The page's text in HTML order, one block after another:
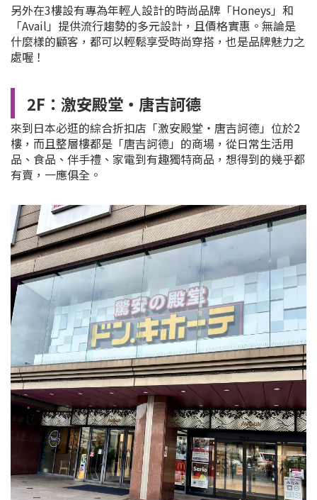
另外在3樓設有專為年輕人設計的時尚品牌「Honeys 」和
「Avail」提供流行趨勢的多元設計，且價格實惠。無論是
什麼樣的顧客，都可以輕鬆享受時尚穿搭，也是品牌魅力之
處喔！
2F：激安殿堂・唐吉訶德
來到日本必逛的綜合折扣店「激安殿堂・唐吉訶德」位於2
樓，而且整層樓都是「唐吉訶德」的商場，從日常生活用
品、食品、伴手禮、家電到有趣獨特商品，想得到的幾乎都
有賣，一應俱全。